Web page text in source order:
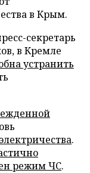
в Крым.
секретарь
в Кремле
устранить
.
режим ЧС.